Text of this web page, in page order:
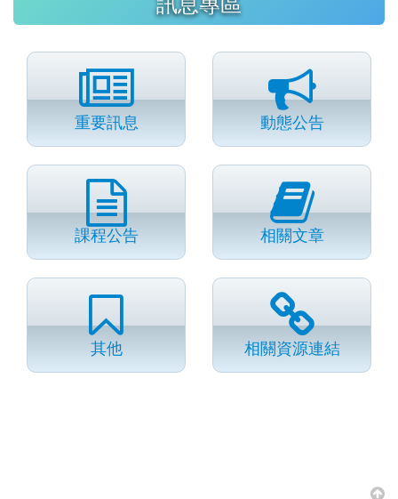
重要訊息 動態公告
課程公告 相關文章
其他 相關資源連結